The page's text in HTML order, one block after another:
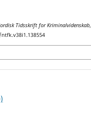
Tidsskrift for Kriminalvidenskab,